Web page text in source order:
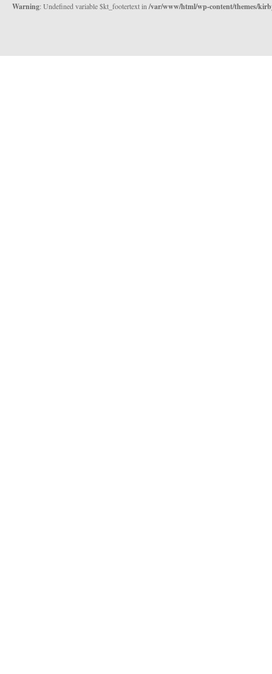
Warning: Undefined variable $kt_footertext in /var/www/html/wp-content/themes/